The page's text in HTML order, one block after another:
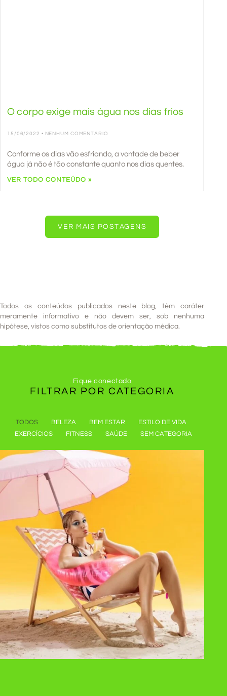
O corpo exige mais água nos dias frios
15/06/2022 NENHUM COMENTÁRIO
Conforme os dias vão esfriando, a vontade de beber
água já não é tão constante quanto nos dias quentes.
VER TODO CONTEÚDO »
VER MAIS POSTAGENS
Todos os conteúdos publicados neste blog, têm caráter
meramente informativo e não devem ser, sob nenhuma
hipótese, vistos como substitutos de orientação médica.
Fique conectado
FILTRAR POR CATEGORIA
TODOS BELEZA BEM ESTAR
ESTILO DE VIDA
EXERCÍCIOS
FITNESS SAÚDE SEM CATEGORIA